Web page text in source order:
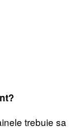
trebuie sa